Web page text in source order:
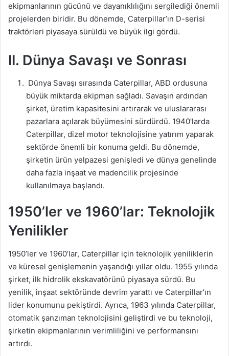
ekipmanlarının gücünü ve dayanıklılığını sergilediği önemli
projelerden biridir. Bu dönemde, Caterpillar’ın D-serisi
traktörleri piyasaya sürüldü ve büyük ilgi gördü.
II. Dünya Savaşı ve Sonrası
Dünya Savaşı sırasında Caterpillar, ABD ordusuna
büyük miktarda ekipman sağladı. Savaşın ardından
şirket, üretim kapasitesini artırarak ve uluslararası
pazarlara açılarak büyümesini sürdürdü. 1940’larda
Caterpillar, dizel motor teknolojisine yatırım yaparak
sektörde önemli bir konuma geldi. Bu dönemde,
şirketin ürün yelpazesi genişledi ve dünya genelinde
daha fazla inşaat ve madencilik projesinde
kullanılmaya başlandı.
1950’ler ve 1960’lar: Teknolojik
Yenilikler
1950’ler ve 1960’lar, Caterpillar için teknolojik yeniliklerin
ve küresel genişlemenin yaşandığı yıllar oldu. 1955 yılında
şirket, ilk hidrolik ekskavatörünü piyasaya sürdü. Bu
yenilik, inşaat sektöründe devrim yarattı ve Caterpillar’ın
lider konumunu pekiştirdi. Ayrıca, 1963 yılında Caterpillar,
otomatik şanzıman teknolojisini geliştirdi ve bu teknoloji,
şirketin ekipmanlarının verimliliğini ve performansını
artırdı.